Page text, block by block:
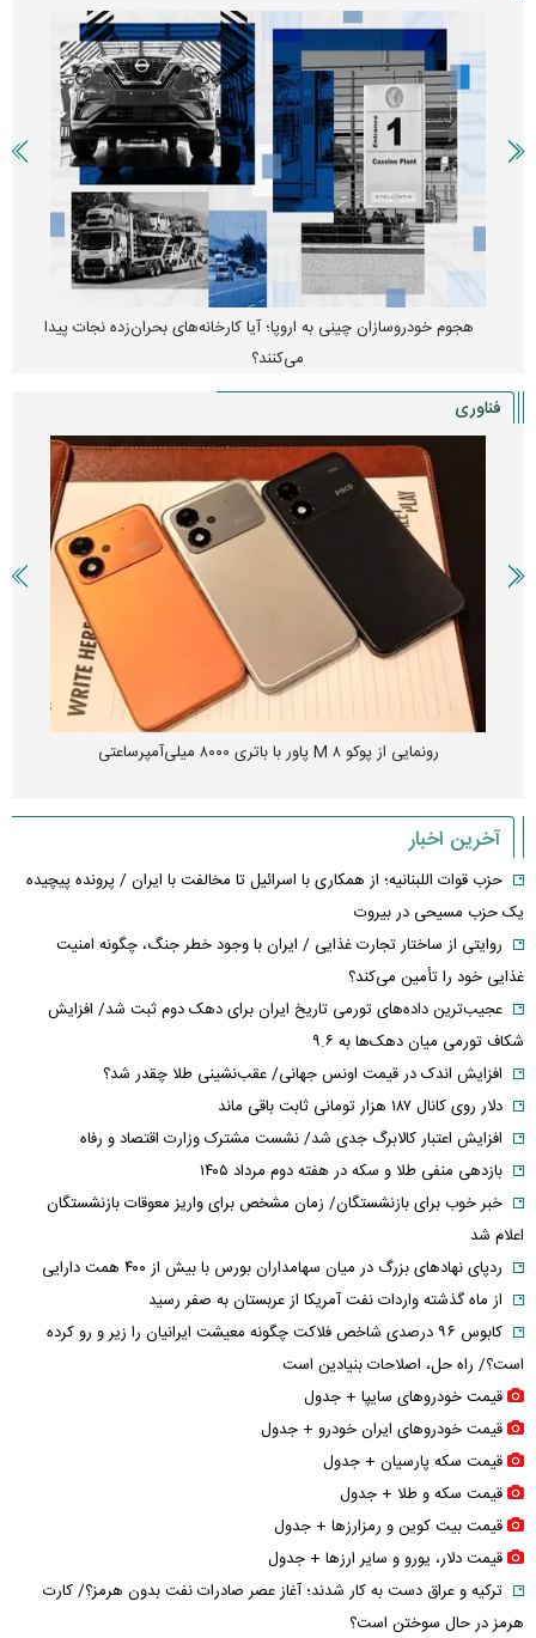
واردات خودرو از منطقه آزاد تهران؛ مناظره داغی که بازار خودرو را تحت
تأثیر قرار داد
فناوری
چین از بمب افکن H-۶N با موشک هسته‌ای رونمایی کرد
آخرین اخبار
حزب قوات اللبنانیه؛ از همکاری با اسرائیل تا مخالفت با ایران / پرونده پیچیده
یک حزب مسیحی در بیروت
روایتی از ساختار تجارت غذایی / ایران با وجود خطر جنگ، چگونه امنیت
غذایی خود را تأمین می‌کند؟
عجیب‌ترین داده‌های تورمی تاریخ ایران برای دهک دوم ثبت شد/ افزایش
شکاف تورمی میان دهک‌ها به ۹.۶
افزایش اندک در قیمت اونس جهانی/ عقب‌نشینی طلا چقدر شد؟
دلار روی کانال ۱۸۷ هزار تومانی ثابت باقی ماند
افزایش اعتبار کالابرگ جدی شد/ نشست مشترک وزارت اقتصاد و رفاه
بازدهی منفی طلا و سکه در هفته دوم مرداد ۱۴۰۵
خبر خوب برای بازنشستگان/ زمان مشخص برای واریز معوقات بازنشستگان
اعلام شد
ردپای نهاد‌های بزرگ در میان سهامداران بورس با بیش از ۴۰۰ همت دارایی
از ماه گذشته واردات نفت آمریکا از عربستان به صفر رسید
کابوس ۹۶ درصدی شاخص فلاکت چگونه معیشت ایرانیان را زیر و رو کرده
است؟/ راه حل، اصلاحات بنیادین است
قیمت خودرو‌های سایپا + جدول
قیمت خودرو‌های ایران خودرو + جدول
قیمت سکه پارسیان + جدول
قیمت سکه و طلا + جدول
قیمت بیت کوین و رمزارز‌ها + جدول
قیمت دلار، یورو و سایر ارز‌ها + جدول
ترکیه و عراق دست به کار شدند؛ آغاز عصر صادرات نفت بدون هرمز؟/ کارت
هرمز در حال سوختن است؟